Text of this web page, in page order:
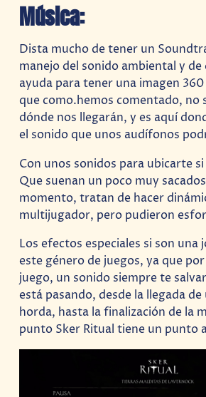
Música:
Dista mucho de tener un
manejo del sonido ambiental y de
ayuda para tener una imagen
que como.hemos comentado, no
dónde nos llegarán, y es aquí
el sonido que unos audífonos
Con unos sonidos para ubicarte
Que suenan un poco muy
momento, tratan de hacer
multijugador, pero pudieron
Los efectos especiales si son una
este género de juegos, ya que
juego, un sonido siempre te
está pasando, desde la llegada de
horda, hasta la finalización de la
punto Sker Ritual tiene un punto